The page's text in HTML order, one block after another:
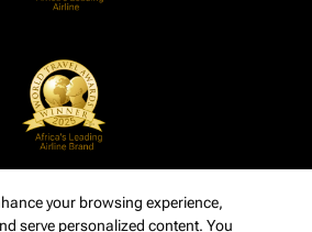
your browsing experience,
serve personalized content. You